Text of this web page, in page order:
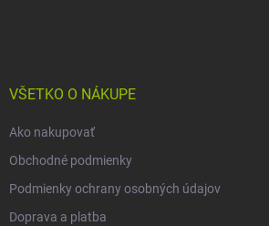
VŠETKO O NÁKUPE
Ako nakupovať
Obchodné podmienky
Podmienky ochrany osobných údajov
Doprava a platba